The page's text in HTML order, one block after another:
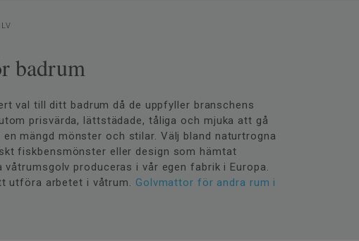
badrum
val till ditt badrum då de uppfyller branschens
prisvärda, lättstädade, tåliga och mjuka att gå
mängd mönster och stilar. Välj bland naturtrogna
fiskbensmönster eller design som hämtat
produceras i vår egen fabrik i Europa.
utföra arbetet i våtrum. Golvmattor för andra rum i